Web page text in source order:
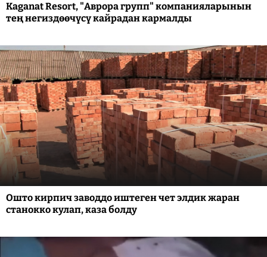
Kaganat Resort, "Аврора групп" компанияларынын
тең негиздөөчүсү кайрадан кармалды
Ошто кирпич заводдо иштеген чет элдик жаран
станокко кулап, каза болду